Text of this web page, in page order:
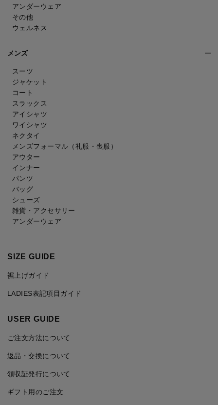
アンダーウェア
その他
ウェルネス
メンズ
スーツ
ジャケット
コート
スラックス
アイシャツ
ワイシャツ
ネクタイ
メンズフォーマル （礼服・喪服）
アウター
インナー
パンツ
バッグ
シューズ
雑貨・アクセサリー
アンダーウェア
SIZE GUIDE
裾上げガイド
LADIES表記項目ガイド
USER GUIDE
ご注文方法について
返品・交換について
領収証発行について
ギフト用のご注文